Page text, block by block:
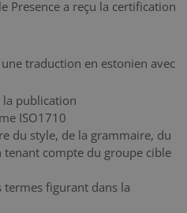
Presence a reçu la certification
traduction en estonien avec
publication
ISO1710
du style, de la grammaire, du
tenant compte du groupe cible
termes figurant dans la